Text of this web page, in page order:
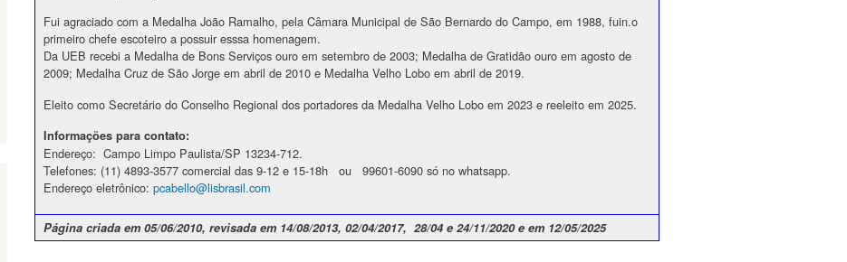
Fui agraciado com a Medalha João Ramalho, pela Câmara Municipal de São Bernardo do Campo, em 1988, fuin.o
primeiro chefe escoteiro a possuir esssa homenagem.
Da UEB recebi a Medalha de Bons Serviços ouro em setembro de 2003; Medalha de Gratidão ouro em agosto de
2009; Medalha Cruz de São Jorge em abril de 2010 e Medalha Velho Lobo em abril de 2019.
Eleito como Secretário do Conselho Regional dos portadores da Medalha Velho Lobo em 2023 e reeleito em 2025.
Informações para contato:
Endereço: Campo Limpo Paulista/SP 13234-712.
Telefones: (11) 4893-3577 comercial das 9-12 e 15-18h ou 99601-6090 só no whatsapp.
Endereço eletrônico: pcabello@lisbrasil.com
Página criada em 05/06/2010, revisada em 14/08/2013, 02/04/2017, 28/04 e 24/11/2020 e em 12/05/2025